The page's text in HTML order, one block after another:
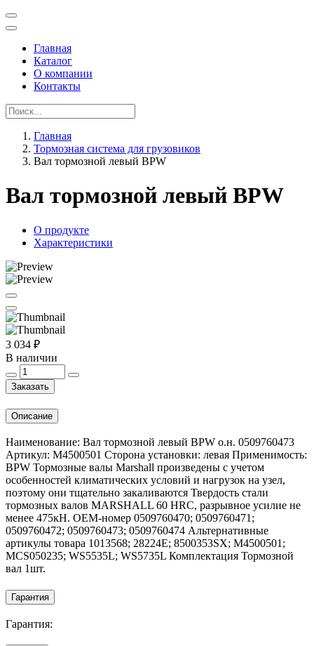
Главная
Каталог
О компании
Контакты
Главная
Тормозная система для грузовиков
Вал тормозной левый BPW
Вал тормозной левый BPW
О продукте
Характеристики
3 034 ₽
В наличии
Заказать
Описание
Наименование: Вал тормозной левый BPW о.н. 0509760473
Артикул: M4500501 Сторона установки: левая Применимость:
BPW Тормозные валы Marshall произведены с учетом
особенностей климатических условий и нагрузок на узел,
поэтому они тщательно закаливаются Твердость стали
тормозных валов MARSHALL 60 HRC, разрывное усилие не
менее 475кН. OEM-номер 0509760470; 0509760471;
0509760472; 0509760473; 0509760474 Альтернативные
артикулы товара 1013568; 28224E; 8500353SX; M4500501;
MCS050235; WS5535L; WS5735L Комплектация Тормозной
вал 1шт.
Гарантия
Гарантия: